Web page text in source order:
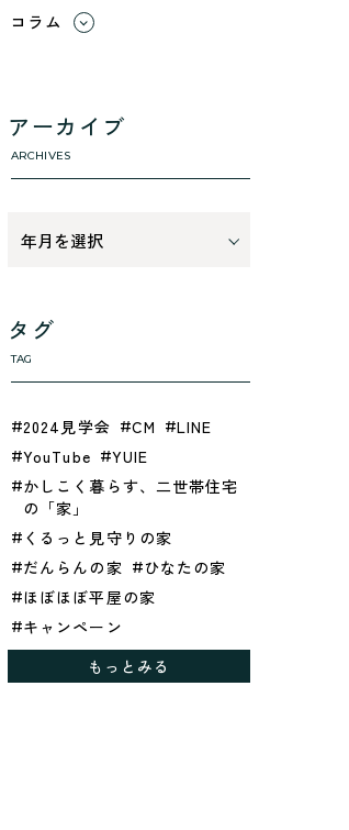
舞鶴市-東
コラム
断熱性のこと
アーカイブ
ARCHIVES
タグ
TAG
2024見学会 CM
LINE
YouTube
YUIE
かしこく暮らす、二世帯住宅
の「家」
くるっと見守りの家
だんらんの家
ひなたの家
ほぼほぼ平屋の家
キャンペーン
グレイッシュでクールな家
シックブラウンで調和する
もっとみる